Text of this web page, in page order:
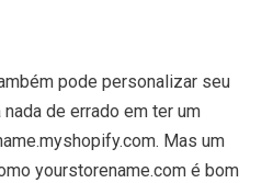
pode personalizar seu
de errado em ter um
Mas um
yourstorename.com é bom